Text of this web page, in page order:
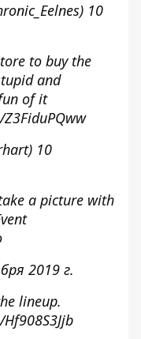
10
to buy the
and
of it
10
a picture with
2019 г.
lineup.